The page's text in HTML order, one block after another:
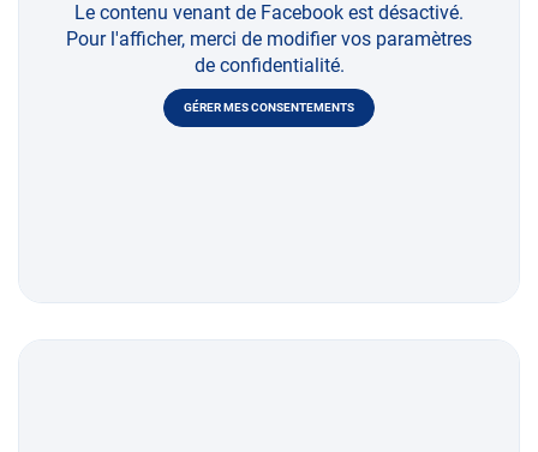
Le contenu venant de Facebook est désactivé.
Pour l'afficher, merci de modifier vos paramètres
de confidentialité.
GÉRER MES CONSENTEMENTS